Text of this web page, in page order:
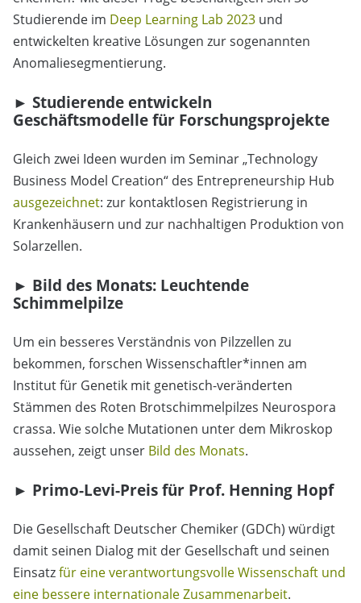
Studierende im Deep Learning Lab 2023 und
entwickelten kreative Lösungen zur sogenannten
Anomaliesegmentierung.
► Studierende entwickeln
Geschäftsmodelle für Forschungsprojekte
Gleich zwei Ideen wurden im Seminar „Technology
Business Model Creation“ des Entrepreneurship Hub
ausgezeichnet: zur kontaktlosen Registrierung in
Krankenhäusern und zur nachhaltigen Produktion von
Solarzellen.
► Bild des Monats: Leuchtende
Schimmelpilze
Um ein besseres Verständnis von Pilzzellen zu
bekommen, forschen Wissenschaftler*innen am
Institut für Genetik mit genetisch-veränderten
Stämmen des Roten Brotschimmelpilzes Neurospora
crassa. Wie solche Mutationen unter dem Mikroskop
aussehen, zeigt unser Bild des Monats.
► Primo-Levi-Preis für Prof. Henning Hopf
Die Gesellschaft Deutscher Chemiker (GDCh) würdigt
damit seinen Dialog mit der Gesellschaft und seinen
Einsatzfür eine verantwortungsvolle Wissenschaft und
eine bessere internationale Zusammenarbeit.